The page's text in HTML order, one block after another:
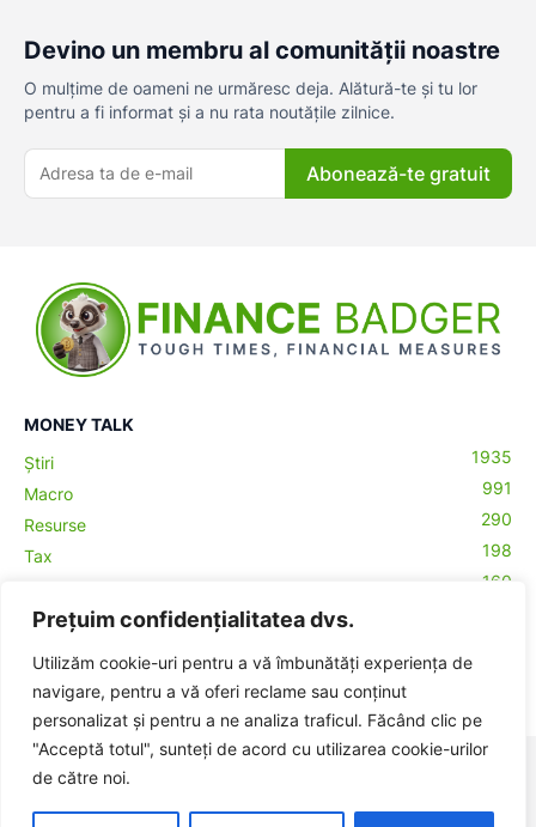
Prețuim confidențialitatea dvs.
Utilizăm cookie-uri pentru a vă îmbunătăți experiența de
navigare, pentru a vă oferi reclame sau conținut
personalizat și pentru a ne analiza traficul. Făcând clic pe
"Acceptă totul", sunteți de acord cu utilizarea cookie-urilor
de către noi.
Devino un membru al comunității noastre
O mulțime de oameni ne urmăresc deja. Alătură-te și tu lor
pentru a fi informat și a nu rata noutățile zilnice.
Abonează-te gratuit
MONEY TALK
Știri
1935
Macro
991
Resurse
290
Tax
198
160
Contabilitate
Crypto
© BadgerHub - Toate drepturile rezervate -
Publicitate